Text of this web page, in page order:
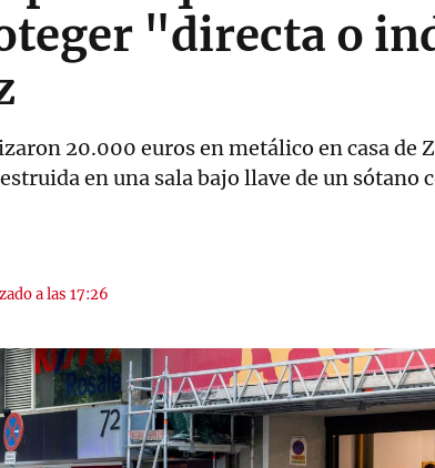
"directa o
20.000 euros en metálico en casa de
en una sala bajo llave de un sótano
a las 17:26